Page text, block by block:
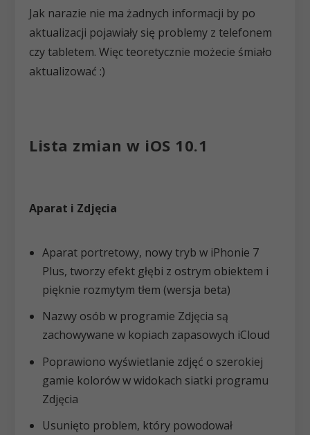
Jak narazie nie ma żadnych informacji by po
aktualizacji pojawiały się problemy z telefonem
czy tabletem. Więc teoretycznie możecie śmiało
aktualizować :)
Lista zmian w iOS 10.1
Aparat i Zdjęcia
Aparat portretowy, nowy tryb w iPhonie 7
Plus, tworzy efekt głębi z ostrym obiektem i
pięknie rozmytym tłem (wersja beta)
Nazwy osób w programie Zdjęcia są
zachowywane w kopiach zapasowych iCloud
Poprawiono wyświetlanie zdjęć o szerokiej
gamie kolorów w widokach siatki programu
Zdjęcia
Usunięto problem, który powodował